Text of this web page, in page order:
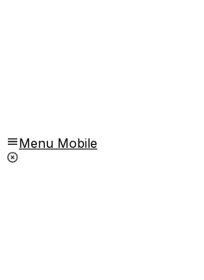
Menu Mobile